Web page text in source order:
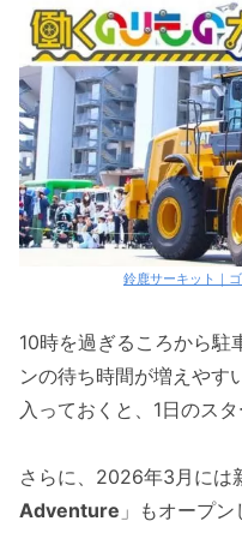
鈴鹿サーキット｜
10時を過ぎるころから駐
ンの待ち時間が増えやす
入っておくと、1日のス
さらに、2026年3月には
Adventure 」もオープン